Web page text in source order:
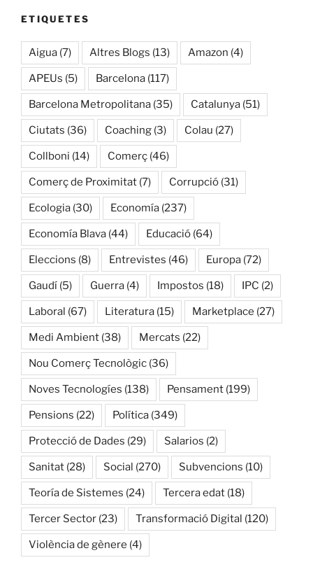
ETIQUETES
Aigua (7) Altres Blogs (13) Amazon (4)
APEUs (5) Barcelona (117)
Barcelona Metropolitana (35) Catalunya (51)
Ciutats (36) Coaching (3) Colau (27)
Collboni (14) Comerç (46)
Comerç de Proximitat (7) Corrupció (31)
Ecologia (30) Economía (237)
Economía Blava (44) Educació (64)
Eleccions (8) Entrevistes (46) Europa (72)
Gaudí (5) Guerra (4) Impostos (18) IPC (2)
Laboral (67) Literatura (15) Marketplace (27)
Medi Ambient (38) Mercats (22)
Nou Comerç Tecnològic (36)
Noves Tecnologíes (138) Pensament (199)
Pensions (22) Política (349)
Protecció de Dades (29) Salarios (2)
Sanitat (28) Social (270) Subvencions (10)
Teoría de Sistemes (24) Tercera edat (18)
Tercer Sector (23) Transformació Digital (120)
Violència de gènere (4)